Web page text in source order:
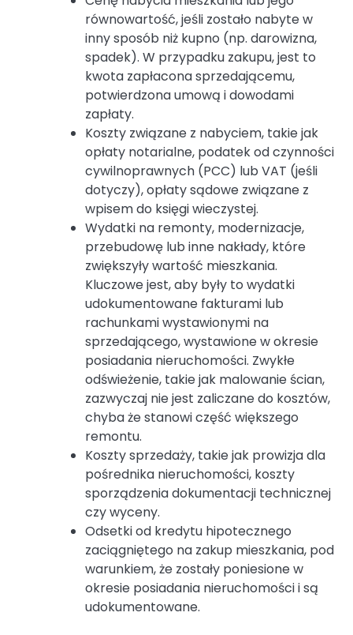
równowartość, jeśli zostało nabyte w
inny sposób niż kupno (np. darowizna,
spadek). W przypadku zakupu, jest to
kwota zapłacona sprzedającemu,
potwierdzona umową i dowodami
zapłaty.
Koszty związane z nabyciem, takie jak
opłaty notarialne, podatek od czynności
cywilnoprawnych (PCC) lub VAT (jeśli
dotyczy), opłaty sądowe związane z
wpisem do księgi wieczystej.
Wydatki na remonty, modernizacje,
przebudowę lub inne nakłady, które
zwiększyły wartość mieszkania.
Kluczowe jest, aby były to wydatki
udokumentowane fakturami lub
rachunkami wystawionymi na
sprzedającego, wystawione w okresie
posiadania nieruchomości. Zwykłe
odświeżenie, takie jak malowanie ścian,
zazwyczaj nie jest zaliczane do kosztów,
chyba że stanowi część większego
remontu.
Koszty sprzedaży, takie jak prowizja dla
pośrednika nieruchomości, koszty
sporządzenia dokumentacji technicznej
czy wyceny.
Odsetki od kredytu hipotecznego
zaciągniętego na zakup mieszkania, pod
warunkiem, że zostały poniesione w
okresie posiadania nieruchomości i są
udokumentowane.